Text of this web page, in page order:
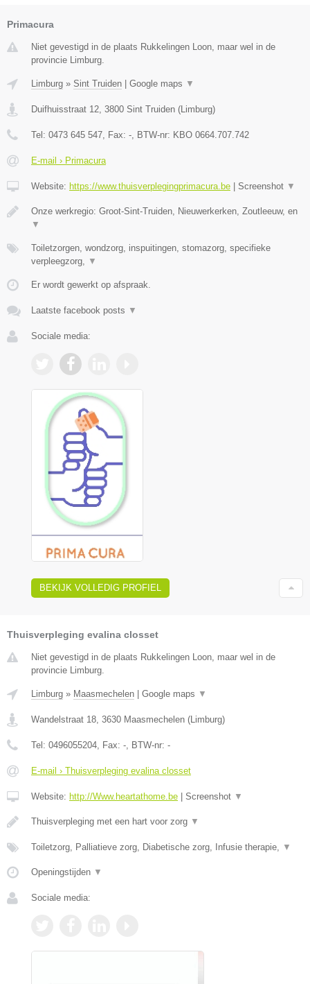
Primacura
Niet gevestigd in de plaats Rukkelingen Loon, maar wel in de
provincie Limburg.
Limburg » Sint Truiden Google maps ▼
Duifhuisstraat 12, 3800 Sint Truiden (Limburg)
Tel: 0473 645 547, Fax: -, BTW-nr: KBO 0664.707.742
E-mail › Primacura
Website: https://www.thuisverplegingprimacura.be Screenshot ▼
Onze werkregio: Groot-Sint-Truiden, Nieuwerkerken, Zoutleeuw, en
▼
Toiletzorgen, wondzorg, inspuitingen, stomazorg, specifieke
verpleegzorg, ▼
Er wordt gewerkt op afspraak.
Laatste facebook posts ▼
Sociale media:
BEKIJK VOLLEDIG PROFIEL
Thuisverpleging evalina closset
Niet gevestigd in de plaats Rukkelingen Loon, maar wel in de
provincie Limburg.
Limburg » Maasmechelen Google maps ▼
Wandelstraat 18, 3630 Maasmechelen (Limburg)
Tel: 0496055204, Fax: -, BTW-nr: -
E-mail › Thuisverpleging evalina closset
Website: http://Www.heartathome.be Screenshot ▼
Thuisverpleging met een hart voor zorg ▼
Toiletzorg, Palliatieve zorg, Diabetische zorg, Infusie therapie, ▼
Openingstijden ▼
Sociale media: